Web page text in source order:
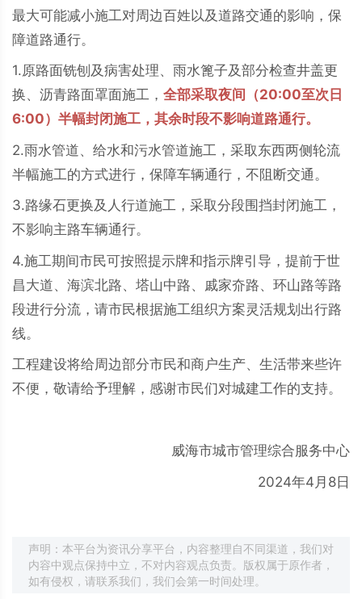
最大可能减小施工对周边百姓以及道路交通的影响，保
障道路通行。
1.原路面铣刨及病害处理、雨水篦子及部分检查井盖更
换、沥青路面罩面施工， 全部采取夜间（20:00至次日
6:00）半幅封闭施工，其余时段不影响道路通行。
2.雨水管道、给水和污水管道施工，采取东西两侧轮流
半幅施工的方式进行，保障车辆通行，不阻断交通。
3.路缘石更换及人行道施工，采取分段围挡封闭施工，
不影响主路车辆通行。
4.施工期间市民可按照提示牌和指示牌引导，提前于世
昌大道、海滨北路、塔山中路、戚家夼路、环山路等路
段进行分流，请市民根据施工组织方案灵活规划出行路
线。
工程建设将给周边部分市民和商户生产、生活带来些许
不便，敬请给予理解，感谢市民们对城建工作的支持。
威海市城市管理综合服务中心
2024年4月8日
声明：本平台为资讯分享平台，内容整理自不同渠道，我们对
内容中观点保持中立，不对内容观点负责。版权属于原作者，
如有侵权，请联系我们，我们会第一时间处理。